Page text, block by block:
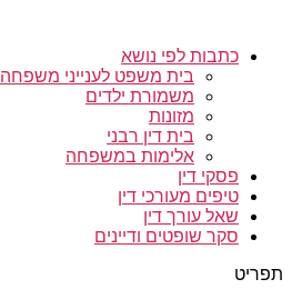
כתבות לפי נושא
בית משפט לענייני משפחה
משמורת ילדים
מזונות
בית דין רבני
אלימות במשפחה
פסקי דין
טיפים מעורכי דין
שאל עורך דין
סקר שופטים ודיינים
תפריט